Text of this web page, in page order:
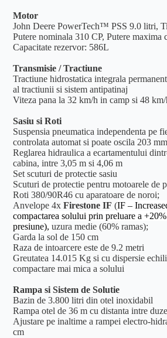
Motor
John Deere PowerTech™ PSS 9.0 litri,
Putere nominala 310 CP, Putere maxima
Capacitate rezervor: 586L
Transmisie / Tractiune
Tractiune hidrostatica integrala
al tractiunii si sistem antipatinaj
Viteza pana la 32 km/h in camp si 48 km/
Sasiu si Roti
Suspensia pneumatica independenta pe
controlata automat si poate oscila 203 mm
Reglarea hidraulica a ecartamentului
cabina, intre 3,05 m si 4,06 m
Set scuturi de protectie sasiu
Scuturi de protectie pentru motoarele de
Roti 380/90R46 cu aparatoare de noroi;
Anvelope 4xFirestone IF (IF –
compactarea solului prin preluare a +20%
presiune),uzura medie (60% ramas);
Garda la sol de 150 cm
Raza de intoarcere este de 9.2 metri
Greutatea 14.015 Kg si cu dispersie
compactare mai mica a solului
Rampa si Sistem de Solutie
Bazin de 3.800 litri din otel inoxidabil
Rampa otel de 36 m cu distanta intre
Ajustare pe inaltime a rampei electro-
cm